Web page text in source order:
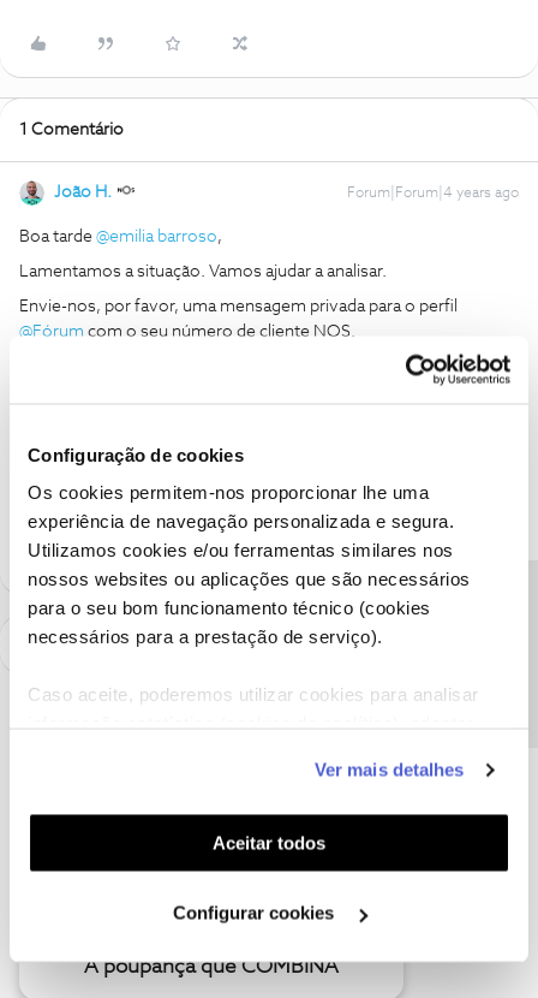
Configuração de cookies
Os cookies permitem-nos proporcionar lhe uma
experiência de navegação personalizada e segura.
Utilizamos cookies e/ou ferramentas similares nos
nossos websites ou aplicações que são necessários
para o seu bom funcionamento técnico (cookies
necessários para a prestação de serviço).
Caso aceite, poderemos utilizar cookies para analisar
funcionalidades (cookies de personalização e
funcionalidade) e adaptar anúncios aos seus interesses
(cookies de publicidade personalizada). Pode gerir a
utilização dos cookies clicando em "Configurar
Ver mais detalhes
Aceitar todos
Configurar cookies
1 Comentário
João H. Forum|Forum|4 years ago
Boa tarde @emilia barroso,
Lamentamos a situação. Vamos ajudar a analisar.
Envie-nos, por favor, uma mensagem privada para o perfil
@Fórum com o seu número de cliente NOS.
como "Melhor Resposta" e faça "Like" nos melhores comentários.
Siga os perfis da moderação, através da opção "Seguir", para estar
sempre a par das ultimas novidades.
A poupança que COMBINA